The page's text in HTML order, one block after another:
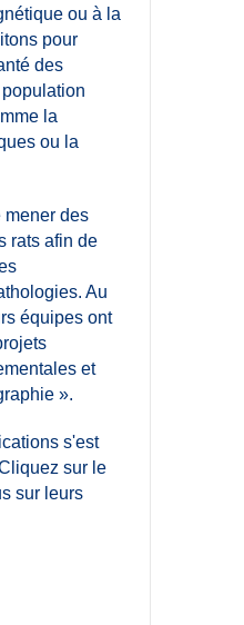
ou à la
pour
des
la
ou la
mener des
rats afin de
Au
équipes ont
et
».
s'est
sur le
sur leurs